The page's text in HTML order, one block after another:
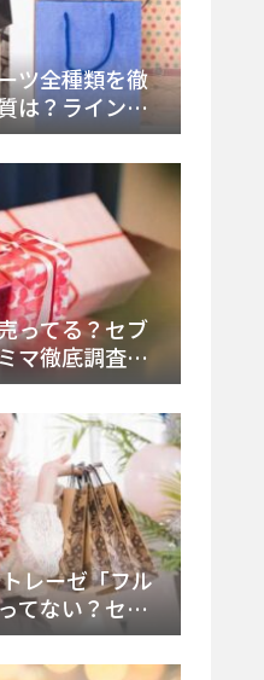
ツ全種類を徹
は？ラインナ
・楽天含む）
ってる？セブ
マ徹底調査！
楽天で買う方
レーゼ「フル
てない？セブ
代替アイスを